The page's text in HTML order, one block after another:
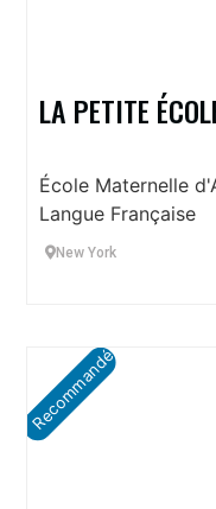
LA PETITE
École Maternelle
Langue Française
New York
Recommandé